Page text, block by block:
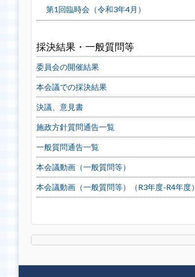
第1回臨時会（令和3年4月）
採決結果・一般質問等
委員会の開催結果
本会議での採決結果
決議、意見書
施政方針質問通告一覧
一般質問通告一覧
本会議動画（一般質問等）
本会議動画（一般質問等）（R3年度-R4年度）